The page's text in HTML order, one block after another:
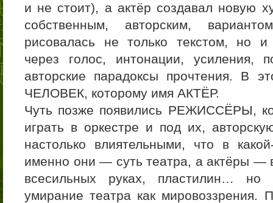
и не стоит), а актёр создавал новую
собственным, авторским,
рисовалась не только текстом, но
через голос, интонации, усиления,
авторские парадоксы прочтения. В
ЧЕЛОВЕК, которому имя АКТЁР.
Чуть позже появились РЕЖИССЁРЫ,
играть в оркестре и под их,
настолько влиятельными, что в
именно они — суть театра, а актёры —
всесильных руках, пластилин…
умирание театра как мировоззрения.